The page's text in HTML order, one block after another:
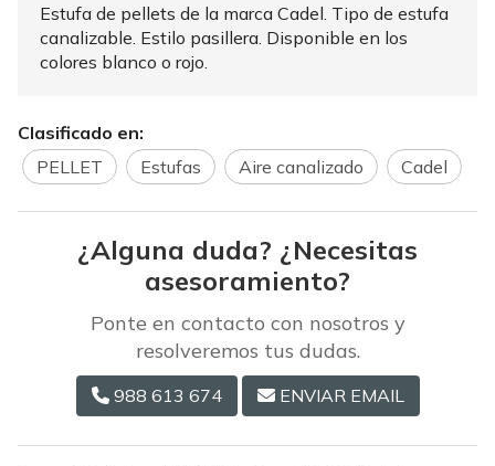
Estufa de pellets de la marca Cadel. Tipo de estufa
canalizable. Estilo pasillera. Disponible en los
colores blanco o rojo.
Clasificado en:
PELLET
Estufas Aire canalizado Cadel
¿Alguna duda? ¿Necesitas
asesoramiento?
Ponte en contacto con nosotros y
resolveremos tus dudas.
988 613 674 ENVIAR EMAIL